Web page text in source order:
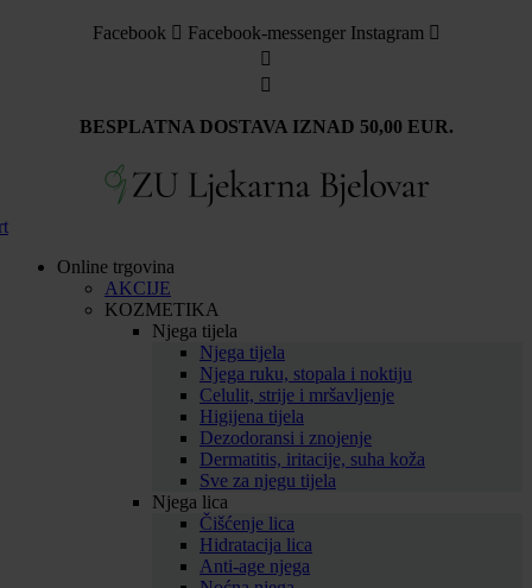
Facebook Facebook-messenger Instagram
BESPLATNA DOSTAVA IZNAD 50,00 EUR.
Online trgovina
AKCIJE
KOZMETIKA
Njega tijela
Njega tijela
Njega ruku, stopala i noktiju
Celulit, strije i mršavljenje
Higijena tijela
Dezodoransi i znojenje
Dermatitis, iritacije, suha koža
Sve za njegu tijela
Njega lica
Čišćenje lica
Hidratacija lica
Anti-age njega